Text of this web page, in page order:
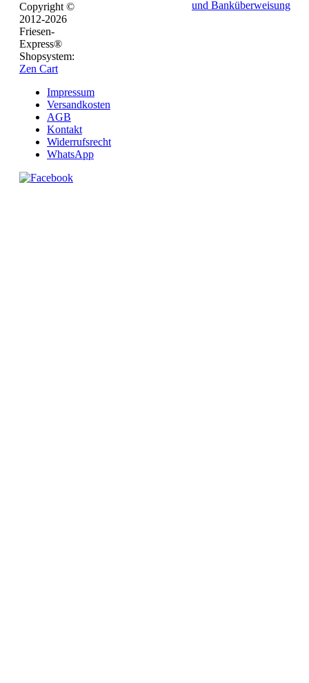
Copyright ©
2012-2026
Friesen-
Express®
Shopsystem:
Zen Cart
Impressum
Versandkosten
AGB
Kontakt
Widerrufsrecht
WhatsApp